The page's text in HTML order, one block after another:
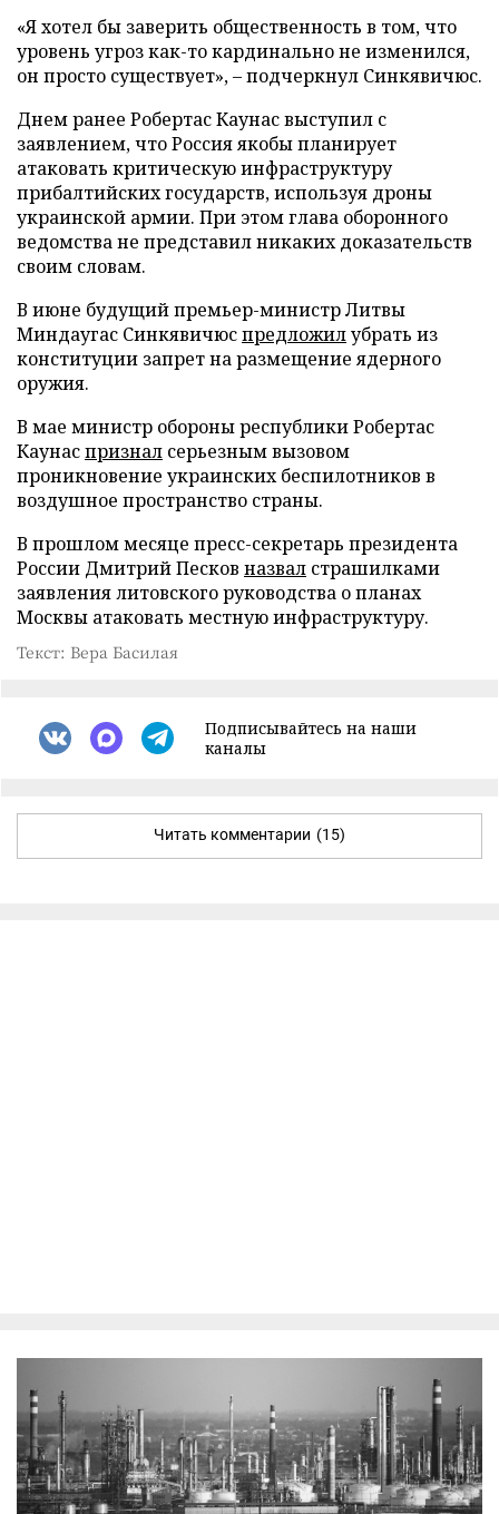
«Я хотел бы заверить общественность в том, что
уровень угроз как-то кардинально не изменился,
он просто существует», – подчеркнул Синкявичюс.
Днем ранее Робертас Каунас выступил с
заявлением, что Россия якобы планирует
атаковать критическую инфраструктуру
прибалтийских государств, используя дроны
украинской армии. При этом глава оборонного
ведомства не представил никаких доказательств
своим словам.
В июне будущий премьер-министр Литвы
Миндаугас Синкявичюспредложилубрать из
конституции запрет на размещение ядерного
оружия.
В мае министр обороны республики Робертас
Каунаспризнал серьезным вызовом
проникновение украинских беспилотников в
воздушное пространство страны.
В прошлом месяце пресс-секретарь президента
России Дмитрий Песков назвал страшилками
заявления литовского руководства о планах
Москвы атаковать местную инфраструктуру.
Текст: Вера Басилая
Подписывайтесь на наши
каналы
Читать комментарии (15)